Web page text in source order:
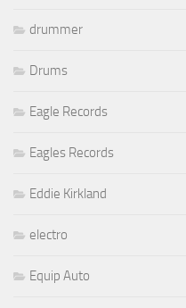
drummer
Drums
Eagle Records
Eagles Records
Eddie Kirkland
electro
Equip Auto